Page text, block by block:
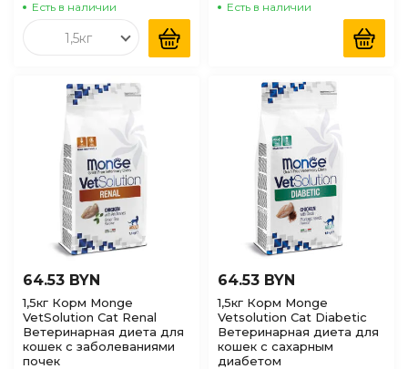
Есть в наличии
1,5кг
Есть в наличии
64.53 BYN
1,5кг Корм Monge
VetSolution Cat Renal
Ветеринарная диета для
кошек с заболеваниями
почек
64.53 BYN
1,5кг Корм Monge
Vetsolution Cat Diabetic
Ветеринарная диета для
кошек с сахарным
диабетом